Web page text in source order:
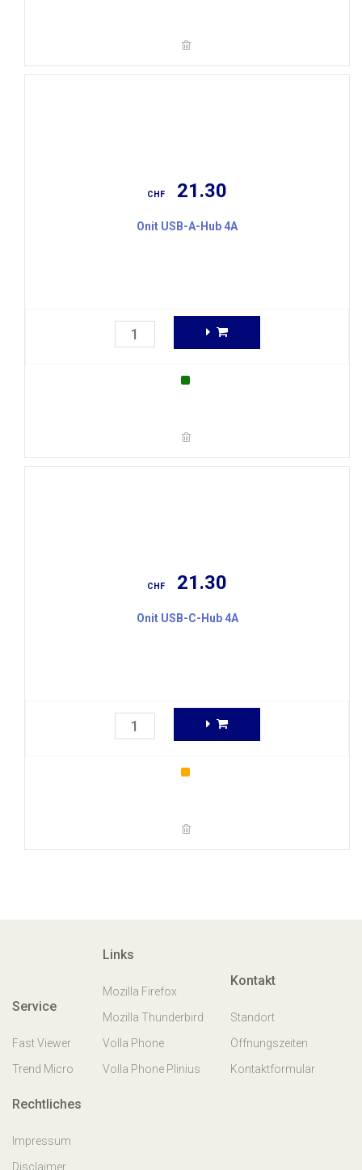
CHF 21.30
Onit USB-A-Hub 4A
CHF 21.30
Onit USB-C-Hub 4A
Service
Fast Viewer
Trend Micro
Links
Mozilla Firefox
Mozilla Thunderbird
Volla Phone
Volla Phone Plinius
Kontakt
Standort
Öffnungszeiten
Kontaktformular
Rechtliches
Impressum
Disclaimer